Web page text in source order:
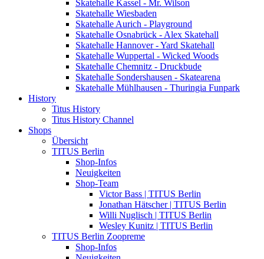
Skatehalle Kassel - Mr. Wilson
Skatehalle Wiesbaden
Skatehalle Aurich - Playground
Skatehalle Osnabrück - Alex Skatehall
Skatehalle Hannover - Yard Skatehall
Skatehalle Wuppertal - Wicked Woods
Skatehalle Chemnitz - Druckbude
Skatehalle Sondershausen - Skatearena
Skatehalle Mühlhausen - Thuringia Funpark
History
Titus History
Titus History Channel
Shops
Übersicht
TITUS Berlin
Shop-Infos
Neuigkeiten
Shop-Team
Victor Bass | TITUS Berlin
Jonathan Hätscher | TITUS Berlin
Willi Nuglisch | TITUS Berlin
Wesley Kunitz | TITUS Berlin
TITUS Berlin Zoopreme
Shop-Infos